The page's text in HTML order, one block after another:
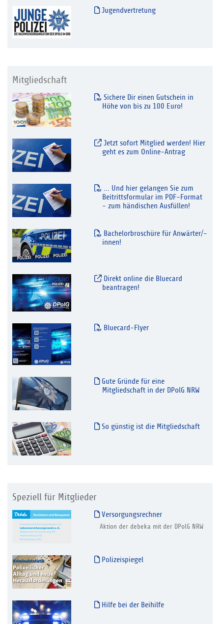
Jugendvertretung
Mitgliedschaft
Sichere Dir einen Gutschein in
Höhe von bis zu 100 Euro!
Jetzt sofort Mitglied werden! Hier
geht es zum Online-Antrag
... Und hier gelangen Sie zum
Beitrittsformular im PDF-Format
- zum händischen Ausfüllen!
Bachelorbroschüre für Anwärter/-
innen!
Direkt online die Bluecard
beantragen!
Bluecard-Flyer
Gute Gründe für eine
Mitgliedschaft in der DPolG NRW
So günstig ist die Mitgliedschaft
Speziell für Mitglieder
Versorgungsrechner
Aktion der debeka mit der DPolG NRW
Polizeispiegel
Hilfe bei der Beihilfe